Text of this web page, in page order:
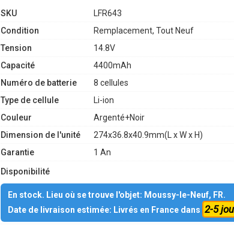
SKU
LFR643
Condition
Remplacement, Tout Neuf
Tension
14.8V
Capacité
4400mAh
Numéro de batterie
8 cellules
Type de cellule
Li-ion
Couleur
Argenté+Noir
Dimension de l'unité
274x36.8x40.9mm(L x W x H)
Garantie
1 An
Disponibilité
En stock. Lieu où se trouve l'objet: Moussy-le-Neuf, FR.
Date de livraison estimée: Livrés en France dans 2-5